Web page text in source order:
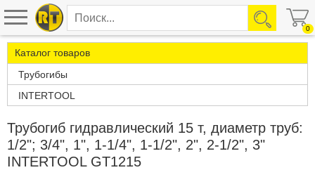
0
Каталог товаров
Трубогибы
INTERTOOL
Трубогиб гидравлический 15 т, диаметр труб:
1/2"; 3/4", 1", 1-1/4", 1-1/2", 2", 2-1/2", 3"
INTERTOOL GT1215